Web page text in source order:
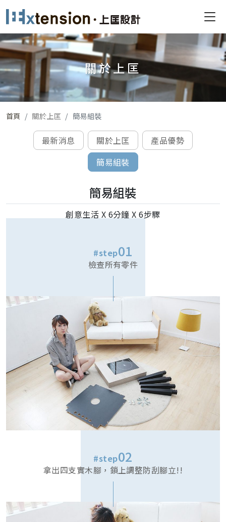
關於上匡
首頁 關於上匡 簡易組裝
最新消息 關於上匡
產品優勢
簡易組裝
簡易組裝
創意生活 X 6分鐘 X 6步驟
#step01
檢查所有零件
#step02
拿出四支實木腳，鎖上調整防刮腳立!!